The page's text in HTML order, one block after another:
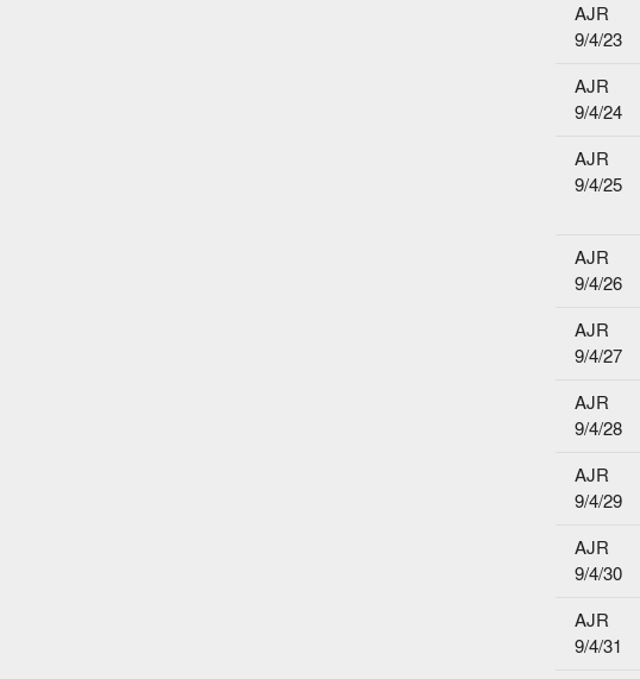
AJR
9/4/23
AJR
9/4/24
AJR
9/4/25
AJR
9/4/26
AJR
9/4/27
AJR
9/4/28
AJR
9/4/29
AJR
9/4/30
AJR
9/4/31